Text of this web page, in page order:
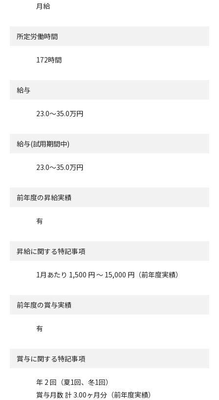
月給
所定労働時間
172時間
給与
23.0〜35.0万円
給与(試用期間中)
23.0〜35.0万円
前年度の昇給実績
有
昇給に関する特記事項
1月あたり 1,500 円 〜 15,000 円（前年度実績）
前年度の賞与実績
有
賞与に関する特記事項
年 2 回（夏1回、冬1回）
賞与月数 計 3.00ヶ月分（前年度実績）